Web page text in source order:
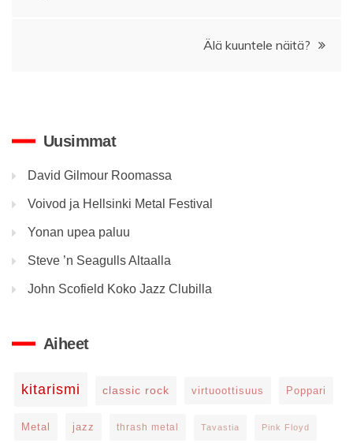
Älä kuuntele näitä?
Uusimmat
David Gilmour Roomassa
Voivod ja Hellsinki Metal Festival
Yonan upea paluu
Steve ’n Seagulls Altaalla
John Scofield Koko Jazz Clubilla
Aiheet
kitarismi classic rock virtuoottisuus Poppari
Metal jazz thrash metal Tavastia Pink Floyd